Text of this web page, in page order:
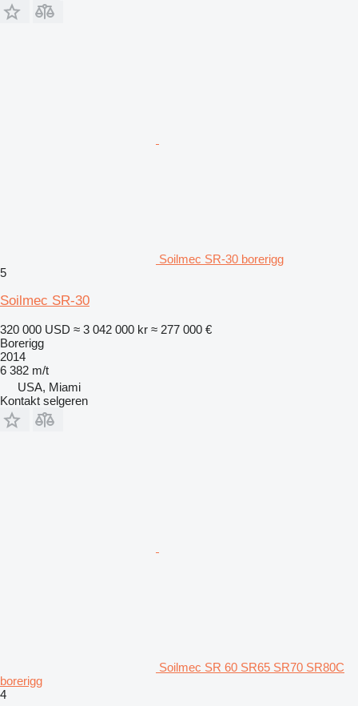
Soilmec SR-30 borerigg
5
Soilmec SR-30
320 000 USD ≈ 3 042 000 kr ≈ 277 000 €
Borerigg
2014
6 382 m/t
USA, Miami
Kontakt selgeren
Soilmec SR 60 SR65 SR70 SR80C
borerigg
4